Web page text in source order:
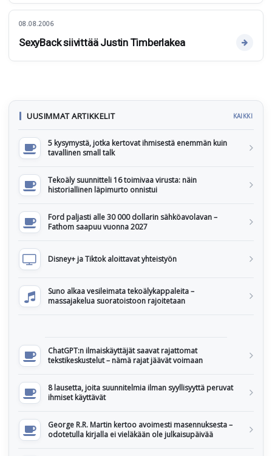
08.08.2006
SexyBack siivittää Justin Timberlakea
UUSIMMAT ARTIKKELIT KAIKKI
5 kysymystä, jotka kertovat ihmisestä enemmän kuin
tavallinen small talk
Tekoäly suunnitteli 16 toimivaa virusta: näin
historiallinen läpimurto onnistui
Ford paljasti alle 30 000 dollarin sähköavolavan –
Fathom saapuu vuonna 2027
Disney+ ja Tiktok aloittavat yhteistyön
Suno alkaa vesileimata tekoälykappaleita –
massajakelua suoratoistoon rajoitetaan
ChatGPT:n ilmaiskäyttäjät saavat rajattomat
tekstikeskustelut – nämä rajat jäävät voimaan
8 lausetta, joita suunnitelmia ilman syyllisyyttä peruvat
ihmiset käyttävät
George R.R. Martin kertoo avoimesti masennuksesta –
odotetulla kirjalla ei vieläkään ole julkaisupäivää